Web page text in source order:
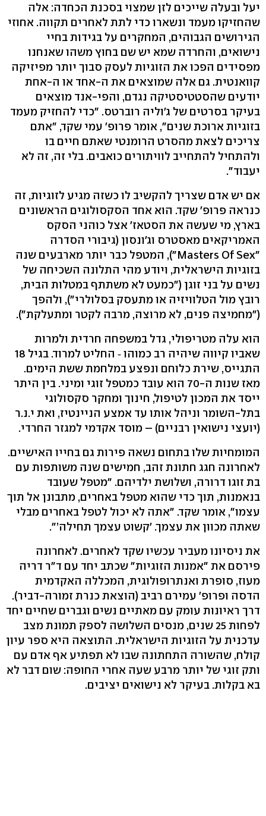
יעל ובעלה שייכים לזן שמצוי בסכנת הכחדה: אלה
שהחזיקו מעמד ונשארו כדי לתת לאחרים תקווה. אחוזי
הגירושים הגבוהים, המחקרים על בגידות בחיי
נישואים, והחרדה שמא יש שם בחוץ משהו שאנחנו
מפסידים הפכו את הזוגיות לעסק סבוך יותר מפיזיקה
קוואנטית. גם אלה שמוצאים את ה-אחד או ה-אחת
יודעים שהסטטיסטיקה נגדם, והפי-אנד מוצאים
בעיקר בסרטים של ג'וליה רוברטס. "כדי להחזיק מעמד
בזוגיות ארוכת שנים", אומר פרופ' עמי שקד, "אתם
צריכים לצאת מהסרט הרומנטי שאתם חיים בו
ולהתחיל להתחייב לוויתורים כואבים. בלי זה, זה לא
יעבוד".
אם יש אדם שצריך להקשיב לו כשזה מגיע לזוגיות, זה
כנראה פרופ' שקד. הוא אחד הסקסולוגים הראשונים
בארץ, מי שעשה את הסטאז' אצל כוהני הסקס
האמריקאים מאסטרס וג'ונסון (גיבורי הסדרה
"Masters Of Sex"), המטפל כבר יותר מארבעים שנה
בזוגיות הישראלית, ויודע מהי התלונה השכיחה של
נשים על בני זוגן ("כמעט לא משתתף במטלות הבית,
רובץ מול הטלוויזיה או מתעסק בסלולרי"), ולהפך
("מחמיצה פנים, לא מרוצה, מרבה לקטר ומתעלקת").
הוא עלה מטריפולי, גדל במשפחה חרדית ולמרות
שאביו קיווה שיהיה רב כמוהו ‑ החליט למרוד. בגיל 18
התגייס, שירת כלוחם ונפצע במלחמת ששת הימים.
מאז שנות ה-70 הוא עובד כמטפל זוגי ומיני. בין היתר
ייסד את המכון לטיפול, חינוך ומחקר סקסולוגי
בתל-השומר וניהל אותו עד אמצע הניינטיז, ואת י.נ.ר
(יועצי נישואין רבניים) – מוסד אקדמי למגזר החרדי.
המומחיות שלו בתחום נשאה פירות גם בחייו האישיים.
לאחרונה חגג חתונת זהב, חמישים שנה משותפות עם
בת זוגו דרורה, ושלושת ילדיהם. "מטפל שעובד
בנאמנות, תוך כדי שהוא מטפל באחרים, מתבונן אל תוך
עצמו", אומר שקד. "אתה לא יכול לטפל באחרים מבלי
שאתה מכוון את עצמך. 'קשוט עצמך תחילה’".
את ניסיונו מעביר עכשיו שקד לאחרים. לאחרונה
פירסם את "אמנות הזוגיות" שכתב יחד עם ד"ר דריה
מעוז, סופרת ואנתרופולוגית, המכללה האקדמית
הדסה ופרופ' עמירם רביב (הוצאת כנרת זמורה-דביר).
דרך ראיונות עומק עם מאתיים נשים וגברים שחיים יחד
לפחות 25 שנים, מנסים השלושה לספק תמונת מצב
עדכנית על הזוגיות הישראלית. התוצאה היא ספר עיון
קולח, שהשורה התחתונה שבו לא תפתיע אף אדם עם
ותק זוגי של יותר מרבע שעה אחרי החופה: שום דבר לא
בא בקלות. בעיקר לא נישואים יציבים.